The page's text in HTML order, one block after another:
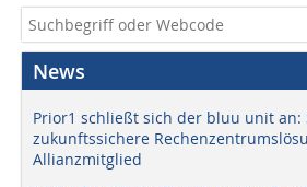
News
Prior1 schließt sich der bluu unit an:
zukunftssichere
Allianzmitglied